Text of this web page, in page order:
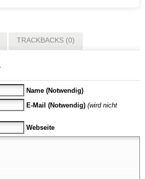
TRACKBACKS (0)
Name (Notwendig)
E-Mail (Notwendig) (wird nicht
Webseite